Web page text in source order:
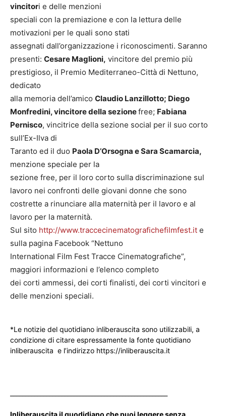
vincitori e delle menzioni
speciali con la premiazione e con la lettura delle
motivazioni per le quali sono stati
assegnati dall’organizzazione i riconoscimenti. Saranno
presenti: Cesare Maglioni, vincitore del premio più
prestigioso, il Premio Mediterraneo-Città di Nettuno,
dedicato
alla memoria dell’amico Claudio Lanzillotto; Diego
Monfredini, vincitore della sezionefree; Fabiana
Pernisco, vincitrice della sezione social per il suo corto
sull’Ex-Ilva di
Taranto ed il duo Paola D’Orsogna e Sara Scamarcia,
menzione speciale per la
sezione free, per il loro corto sulla discriminazione sul
lavoro nei confronti delle giovani donne che sono
costrette a rinunciare alla maternità per il lavoro e al
lavoro per la maternità.
Sul sito http://www.traccecinematografichefilmfest.it e
sulla pagina Facebook “Nettuno
International Film Fest Tracce Cinematografiche”,
maggiori informazioni e l’elenco completo
dei corti ammessi, dei corti finalisti, dei corti vincitori e
delle menzioni speciali.
*Le notizie del quotidiano inliberauscita sono utilizzabili, a
condizione di citare espressamente la fonte quotidiano
inliberauscita e l’indirizzo https://inliberauscita.it
Inliberauscita il quodidiano che puoi leggere senza